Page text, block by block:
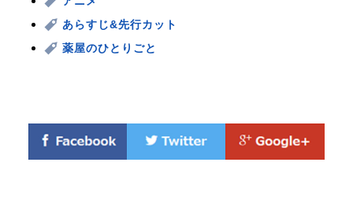
あらすじ&先行カット
薬屋のひとりごと